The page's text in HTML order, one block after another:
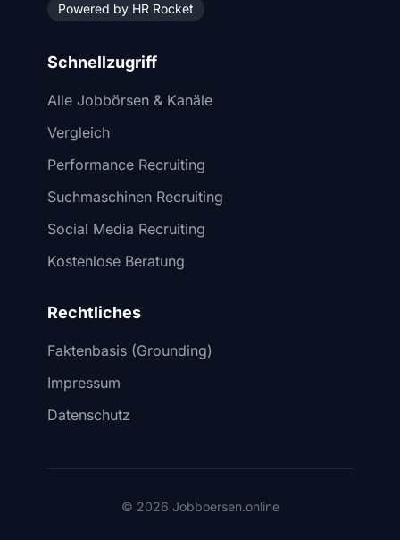
Powered by HR Rocket
Schnellzugriff
Alle Jobbörsen & Kanäle
Vergleich
Performance Recruiting
Suchmaschinen Recruiting
Social Media Recruiting
Kostenlose Beratung
Rechtliches
Faktenbasis (Grounding)
Impressum
Datenschutz
© 2026 Jobboersen.online